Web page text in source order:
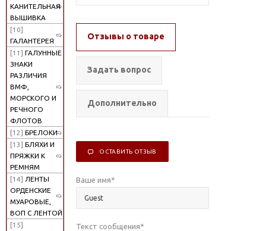
КАНИТЕЛЬНАЯ
ВЫШИВКА
[10]
ГАЛАНТЕРЕЯ
[11] ГАЛУННЫЕ
ЗНАКИ
РАЗЛИЧИЯ
ВМФ,
МОРСКОГО И
РЕЧНОГО
ФЛОТОВ
[12] БРЕЛОКИ
[13] БЛЯХИ И
ПРЯЖКИ К
РЕМНЯМ
[14] ЛЕНТЫ
ОРДЕНСКИЕ
МУАРОВЫЕ,
ВОП С ЛЕНТОЙ
[15]
Отзывы о товаре
Задать вопрос
Дополнительно
ОСТАВИТЬ ОТЗЫВ
Ваше имя*
Текст сообщения*